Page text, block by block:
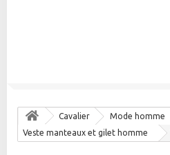
Cavalier
Mode homme
Veste manteaux et gilet homme